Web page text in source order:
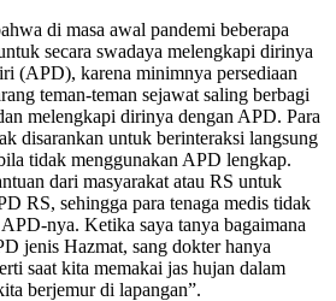
di masa awal pandemi beberapa
secara swadaya melengkapi dirinya
(APD), karena minimnya persediaan
teman-teman sejawat saling berbagi
melengkapi dirinya dengan APD. Para
disarankan untuk berinteraksi langsung
tidak menggunakan APD lengkap.
dari masyarakat atau RS untuk
RS, sehingga para tenaga medis tidak
nya. Ketika saya tanya bagaimana
jenis Hazmat, sang dokter hanya
saat kita memakai jas hujan dalam
berjemur di lapangan”.